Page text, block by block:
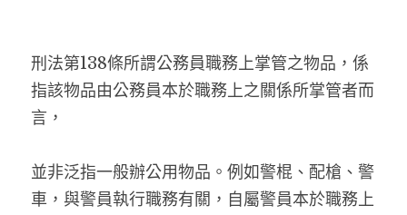
刑法第138條所謂公務員職務上掌管之物品，係
指該物品由公務員本於職務上之關係所掌管者而
言，
並非泛指一般辦公用物品。例如警棍、配槍、警
車，與警員執行職務有關，自屬警員本於職務上